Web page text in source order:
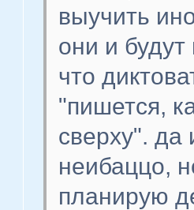
выучить
они и будут
что
"пишется,
сверху". да
неибаццо,
планирую